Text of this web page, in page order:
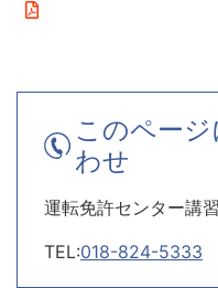
このペー
わせ
運転免許センター講
TEL:018-824-5333